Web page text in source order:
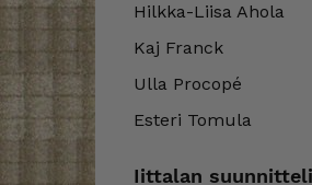
Hilkka-Liisa Ahola
Kaj Franck
Ulla Procopé
Esteri Tomula
Iittalan